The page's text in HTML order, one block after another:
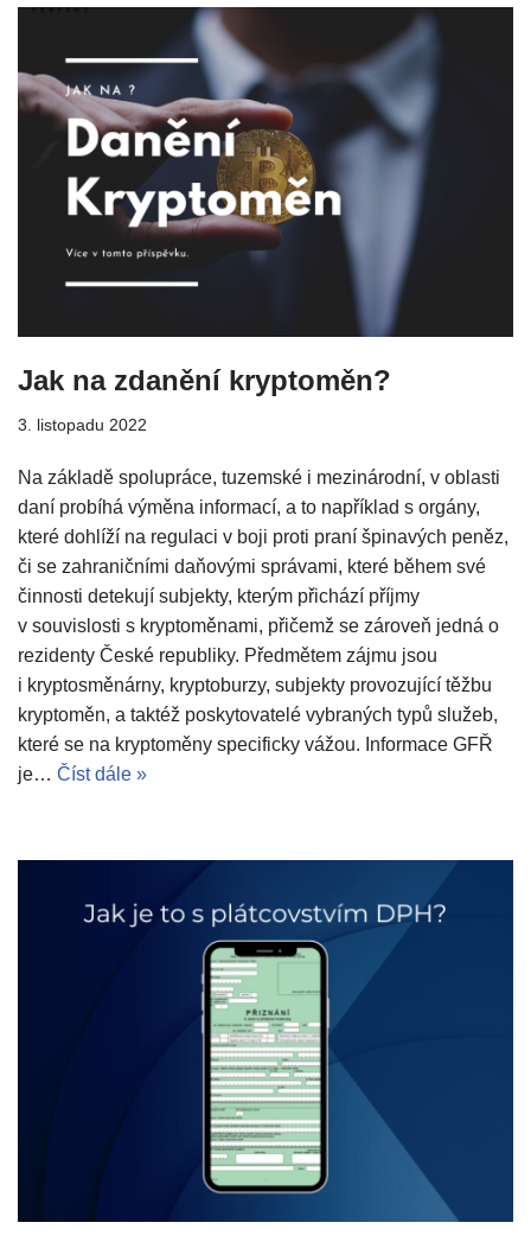
Jak na zdanění kryptoměn?
3. listopadu 2022
Na základě spolupráce, tuzemské i mezinárodní, v oblasti
daní probíhá výměna informací, a to například s orgány,
které dohlíží na regulaci v boji proti praní špinavých peněz,
či se zahraničními daňovými správami, které během své
činnosti detekují subjekty, kterým přichází příjmy
v souvislosti s kryptoměnami, přičemž se zároveň jedná o
rezidenty České republiky. Předmětem zájmu jsou
i kryptosměnárny, kryptoburzy, subjekty provozující těžbu
kryptoměn, a taktéž poskytovatelé vybraných typů služeb,
které se na kryptoměny specificky vážou. Informace GFŘ
je… Číst dále »